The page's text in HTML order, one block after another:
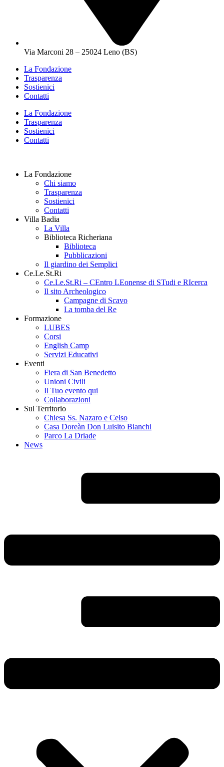
Via Marconi 28 – 25024 Leno (BS)
La Fondazione
Trasparenza
Sostienici
Contatti
La Fondazione
Trasparenza
Sostienici
Contatti
La Fondazione
Chi siamo
Trasparenza
Sostienici
Contatti
Villa Badia
La Villa
Biblioteca Richeriana
Biblioteca
Pubblicazioni
Il giardino dei Semplici
Ce.Le.St.Ri
Ce.Le.St.Ri – CEntro LEonense di STudi e RIcerca
Il sito Archeologico
Campagne di Scavo
La tomba del Re
Formazione
LUBES
Corsi
English Camp
Servizi Educativi
Eventi
Fiera di San Benedetto
Unioni Civili
Il Tuo evento qui
Collaborazioni
Sul Territorio
Chiesa Ss. Nazaro e Celso
Casa Doreàn Don Luisito Bianchi
Parco La Driade
News